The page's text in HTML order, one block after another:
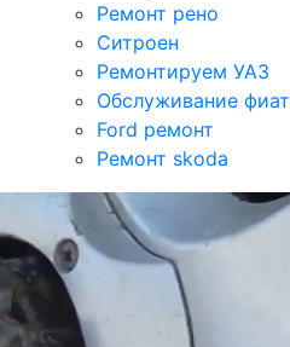
Ремонт рено
Ситроен
Ремонтируем УАЗ
Обслуживание фиат
Ford ремонт
Ремонт skoda